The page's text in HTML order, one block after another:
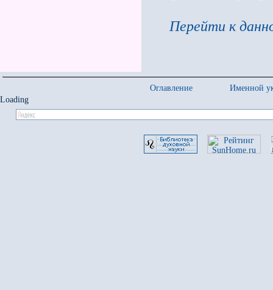
Перейти к
Оглавление
Именной
Loading